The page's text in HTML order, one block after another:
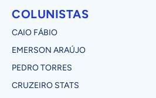
COLUNISTAS
CAIO FÁBIO
EMERSON ARAÚJO
PEDRO TORRES
CRUZEIRO STATS